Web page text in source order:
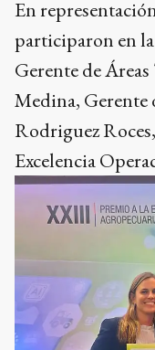
En
participaron en
Gerente de
Medina, Gerente
Rodriguez
Excelencia